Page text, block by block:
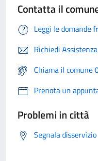
Contatta il
Leggi le domande
Richiedi Assistenza
Chiama il comune
Prenota un
Problemi in città
Segnala disservizio